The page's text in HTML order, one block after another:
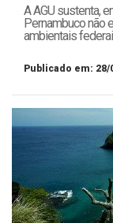
A AGU sustenta,
Pernambuco não
ambientais
Publicado em: 28/